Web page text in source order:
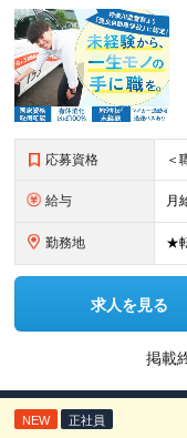
応募資格
給与
勤務地
求人を見る
掲載
NEW 正社員